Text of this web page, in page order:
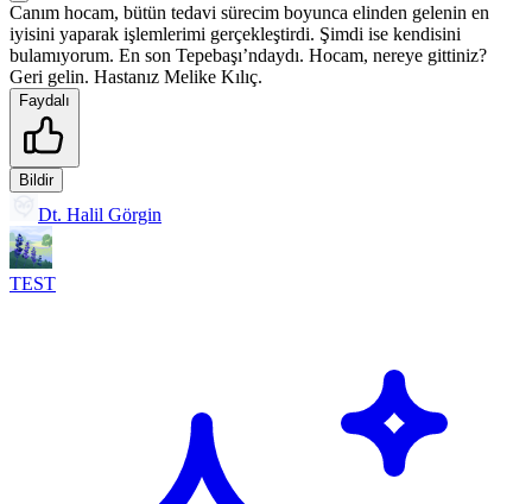
Canım hocam, bütün tedavi sürecim boyunca elinden gelenin en
iyisini yaparak işlemlerimi gerçekleştirdi. Şimdi ise kendisini
bulamıyorum. En son Tepebaşı’ndaydı. Hocam, nereye gittiniz?
Geri gelin. Hastanız Melike Kılıç.
Faydalı
Bildir
Dt. Halil Görgin
TEST